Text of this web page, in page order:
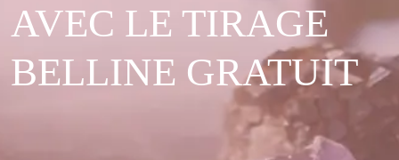
AVEC LE TIRAGE
BELLINE GRATUIT